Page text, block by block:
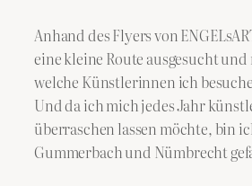
Anhand des Flyers von
eine kleine Route ausgesucht
welche Künstlerinnen ich
Und da ich mich jedes Jahr
überraschen lassen möchte, bin
Gummerbach und Nümbrecht